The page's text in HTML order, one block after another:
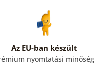
Az EU-ban készült
nyomtatási minőség